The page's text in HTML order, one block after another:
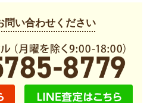
問い合わせください